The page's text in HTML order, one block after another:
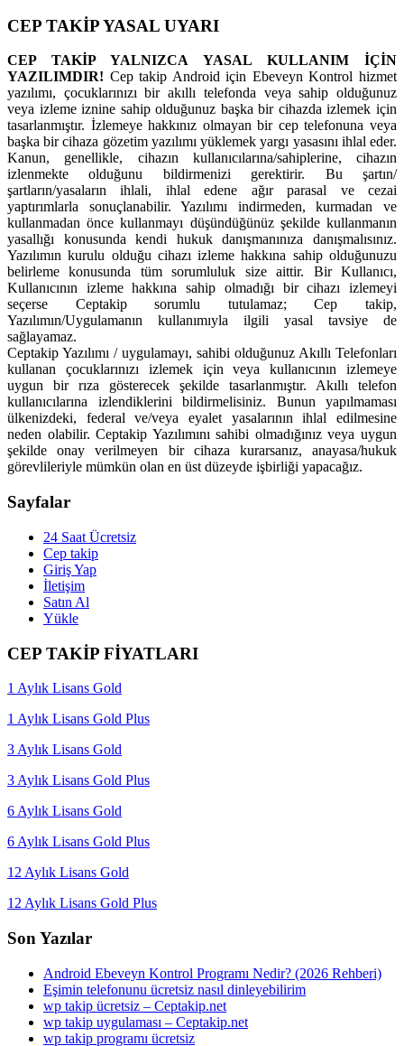
CEP TAKİP YASAL UYARI
CEP TAKİP YALNIZCA YASAL KULLANIM İÇİN
YAZILIMDIR! Cep takip Android için Ebeveyn Kontrol hizmet
yazılımı, çocuklarınızı bir akıllı telefonda veya sahip olduğunuz
veya izleme iznine sahip olduğunuz başka bir cihazda izlemek için
tasarlanmıştır. İzlemeye hakkınız olmayan bir cep telefonuna veya
başka bir cihaza gözetim yazılımı yüklemek yargı yasasını ihlal eder.
Kanun, genellikle, cihazın kullanıcılarına/sahiplerine, cihazın
izlenmekte olduğunu bildirmenizi gerektirir. Bu şartın/
şartların/yasaların ihlali, ihlal edene ağır parasal ve cezai
yaptırımlarla sonuçlanabilir. Yazılımı indirmeden, kurmadan ve
kullanmadan önce kullanmayı düşündüğünüz şekilde kullanmanın
yasallığı konusunda kendi hukuk danışmanınıza danışmalısınız.
Yazılımın kurulu olduğu cihazı izleme hakkına sahip olduğunuzu
belirleme konusunda tüm sorumluluk size aittir. Bir Kullanıcı,
Kullanıcının izleme hakkına sahip olmadığı bir cihazı izlemeyi
seçerse Ceptakip sorumlu tutulamaz; Cep takip,
Yazılımın/Uygulamanın kullanımıyla ilgili yasal tavsiye de
sağlayamaz.
Ceptakip Yazılımı / uygulamayı, sahibi olduğunuz Akıllı Telefonları
kullanan çocuklarınızı izlemek için veya kullanıcının izlemeye
uygun bir rıza gösterecek şekilde tasarlanmıştır. Akıllı telefon
kullanıcılarına izlendiklerini bildirmelisiniz. Bunun yapılmaması
ülkenizdeki, federal ve/veya eyalet yasalarının ihlal edilmesine
neden olabilir. Ceptakip Yazılımını sahibi olmadığınız veya uygun
şekilde onay verilmeyen bir cihaza kurarsanız, anayasa/hukuk
görevlileriyle mümkün olan en üst düzeyde işbirliği yapacağız.
Sayfalar
24 Saat Ücretsiz
Cep takip
Giriş Yap
İletişim
Satın Al
Yükle
CEP TAKİP FİYATLARI
1 Aylık Lisans Gold
1 Aylık Lisans Gold Plus
3 Aylık Lisans Gold
3 Aylık Lisans Gold Plus
6 Aylık Lisans Gold
6 Aylık Lisans Gold Plus
12 Aylık Lisans Gold
12 Aylık Lisans Gold Plus
Son Yazılar
Android Ebeveyn Kontrol Programı Nedir? (2026 Rehberi)
Eşimin telefonunu ücretsiz nasıl dinleyebilirim
wp takip ücretsiz – Ceptakip.net
wp takip uygulaması – Ceptakip.net
wp takip programı ücretsiz